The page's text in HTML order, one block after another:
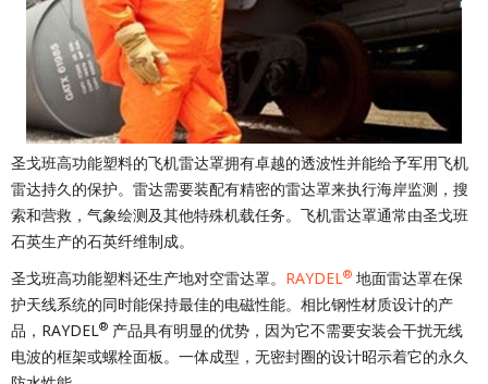
圣戈班高功能塑料的飞机雷达罩拥有卓越的透波性并能给予军用飞机
雷达持久的保护。雷达需要装配有精密的雷达罩来执行海岸监测，搜
索和营救，气象绘测及其他特殊机载任务。飞机雷达罩通常由圣戈班
石英生产的石英纤维制成。
圣戈班高功能塑料还生产地对空雷达罩。 RAYDEL® 地面雷达罩在保
护天线系统的同时能保持最佳的电磁性能。相比钢性材质设计的产
品，RAYDEL® 产品具有明显的优势，因为它不需要安装会干扰无线
电波的框架或螺栓面板。一体成型，无密封圈的设计昭示着它的永久